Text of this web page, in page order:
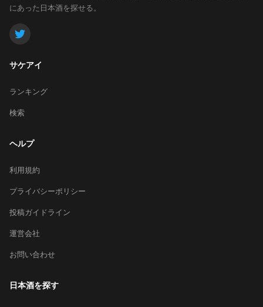
にあった日本酒を探せる。
サケアイ
ランキング
検索
ヘルプ
利用規約
プライバシーポリシー
投稿ガイドライン
運営会社
お問い合わせ
日本酒を探す